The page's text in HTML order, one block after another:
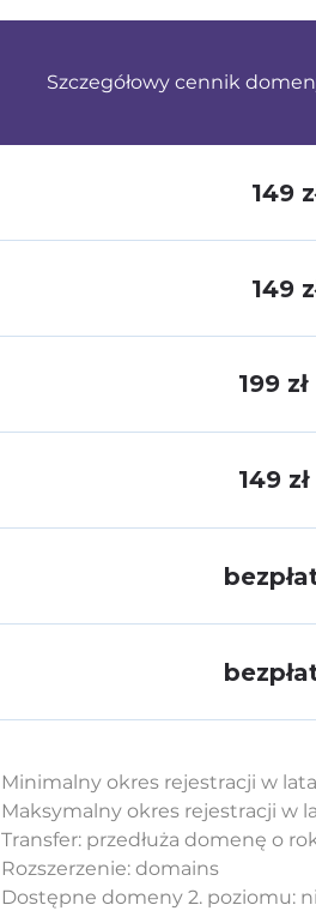
Szczegółowy cennik
149
149
199 zł
149 zł
Minimalny okres rejestracji w
Maksymalny okres rejestracji w
Transfer: przedłuża domenę o
Rozszerzenie: domains
Dostępne domeny 2. poziomu: